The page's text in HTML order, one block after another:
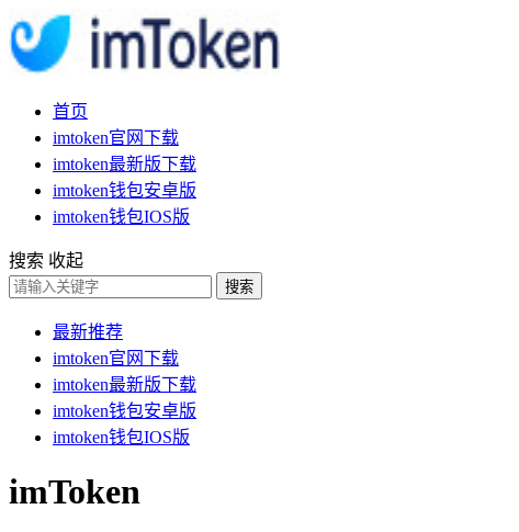
首页
imtoken官网下载
imtoken最新版下载
imtoken钱包安卓版
imtoken钱包IOS版
搜索 收起
搜索
最新推荐
imtoken官网下载
imtoken最新版下载
imtoken钱包安卓版
imtoken钱包IOS版
imToken